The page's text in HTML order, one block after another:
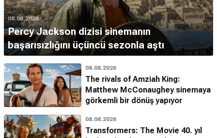
08.08.2026
Percy Jackson dizisi sinemanın
başarısızlığını üçüncü sezonla aştı
08.08.2026
The rivals of Amziah King:
Matthew McConaughey sinemaya
görkemli bir dönüş yapıyor
08.08.2026
Transformers: The Movie 40. yıl